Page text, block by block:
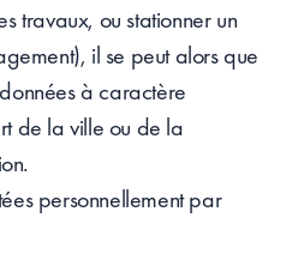
travaux, ou stationner un
il se peut alors que
à caractère
de la ville ou de la
personnellement par